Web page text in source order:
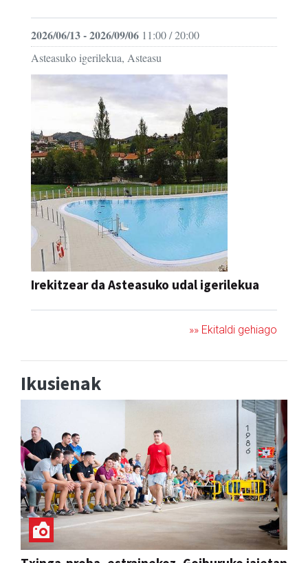
2026/06/13 - 2026/09/06 11:00 / 20:00
Asteasuko igerilekua, Asteasu
Irekitzear da Asteasuko udal igerilekua
»» Ekitaldi gehiago
Ikusienak